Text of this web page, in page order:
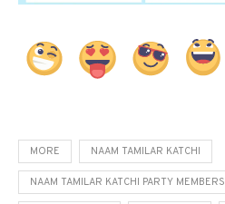
MORE NAAM TAMILAR KATCHI
NAAM TAMILAR KATCHI PARTY MEMBERS